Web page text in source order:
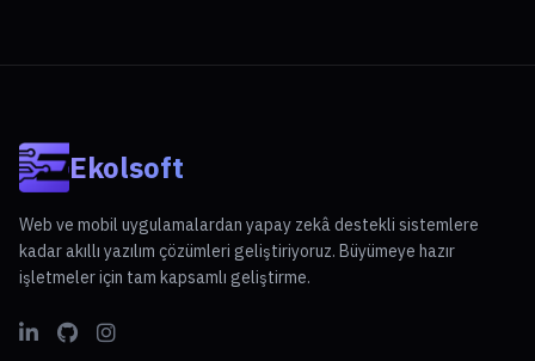
Ekolsoft
Web ve mobil uygulamalardan yapay zekâ destekli sistemlere
kadar akıllı yazılım çözümleri geliştiriyoruz. Büyümeye hazır
işletmeler için tam kapsamlı geliştirme.